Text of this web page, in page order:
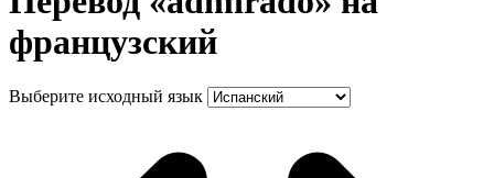
французский
Выберите исходный язык